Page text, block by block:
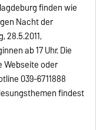
finden wie
Nacht der
ab 17 Uhr. Die
Webseite oder
039-6711888
findest